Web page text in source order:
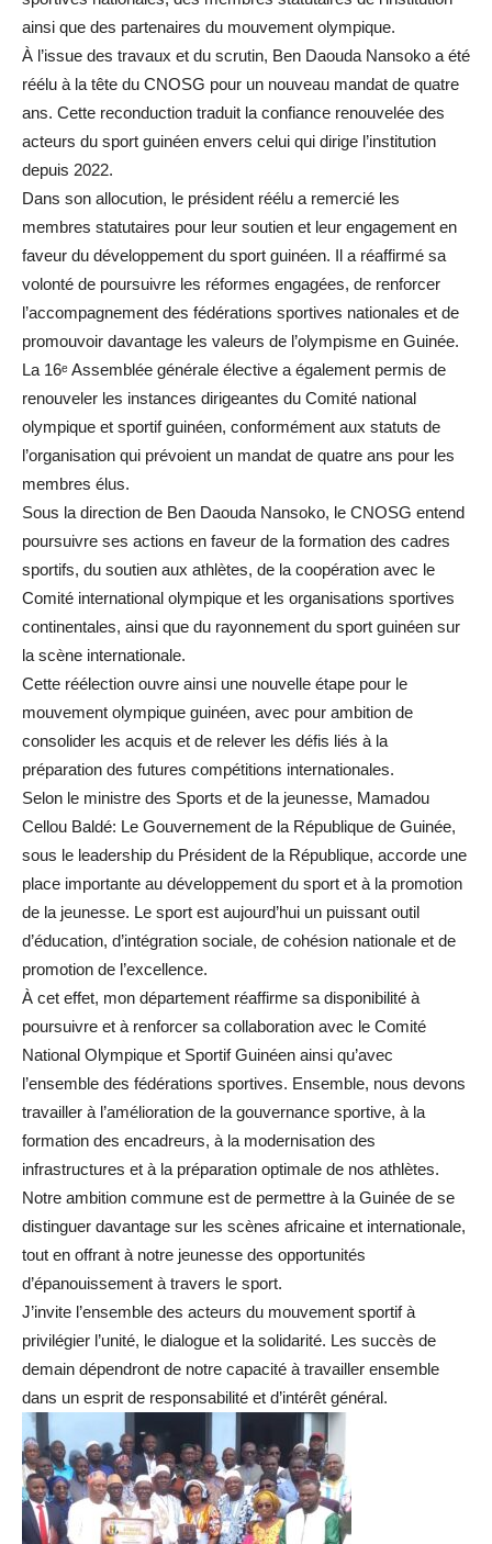
ainsi que des partenaires du mouvement olympique.
À l’issue des travaux et du scrutin, Ben Daouda Nansoko a été
réélu à la tête du CNOSG pour un nouveau mandat de quatre
ans. Cette reconduction traduit la confiance renouvelée des
acteurs du sport guinéen envers celui qui dirige l’institution
depuis 2022.
Dans son allocution, le président réélu a remercié les
membres statutaires pour leur soutien et leur engagement en
faveur du développement du sport guinéen. Il a réaffirmé sa
volonté de poursuivre les réformes engagées, de renforcer
l’accompagnement des fédérations sportives nationales et de
promouvoir davantage les valeurs de l’olympisme en Guinée.
La 16ᵉ Assemblée générale élective a également permis de
renouveler les instances dirigeantes du Comité national
olympique et sportif guinéen, conformément aux statuts de
l’organisation qui prévoient un mandat de quatre ans pour les
membres élus.
Sous la direction de Ben Daouda Nansoko, le CNOSG entend
poursuivre ses actions en faveur de la formation des cadres
sportifs, du soutien aux athlètes, de la coopération avec le
Comité international olympique et les organisations sportives
continentales, ainsi que du rayonnement du sport guinéen sur
la scène internationale.
Cette réélection ouvre ainsi une nouvelle étape pour le
mouvement olympique guinéen, avec pour ambition de
consolider les acquis et de relever les défis liés à la
préparation des futures compétitions internationales.
Selon le ministre des Sports et de la jeunesse, Mamadou
Cellou Baldé: Le Gouvernement de la République de Guinée,
sous le leadership du Président de la République, accorde une
place importante au développement du sport et à la promotion
de la jeunesse. Le sport est aujourd’hui un puissant outil
d’éducation, d’intégration sociale, de cohésion nationale et de
promotion de l’excellence.
À cet effet, mon département réaffirme sa disponibilité à
poursuivre et à renforcer sa collaboration avec le Comité
National Olympique et Sportif Guinéen ainsi qu’avec
l’ensemble des fédérations sportives. Ensemble, nous devons
travailler à l’amélioration de la gouvernance sportive, à la
formation des encadreurs, à la modernisation des
infrastructures et à la préparation optimale de nos athlètes.
Notre ambition commune est de permettre à la Guinée de se
distinguer davantage sur les scènes africaine et internationale,
tout en offrant à notre jeunesse des opportunités
d’épanouissement à travers le sport.
J’invite l’ensemble des acteurs du mouvement sportif à
privilégier l’unité, le dialogue et la solidarité. Les succès de
demain dépendront de notre capacité à travailler ensemble
dans un esprit de responsabilité et d’intérêt général.